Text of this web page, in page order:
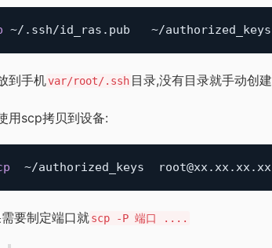
到手机var/root/.ssh 目录,没有目录就手动创建
用scp拷贝到设备:
要制定端口就scp -P 端口 ....